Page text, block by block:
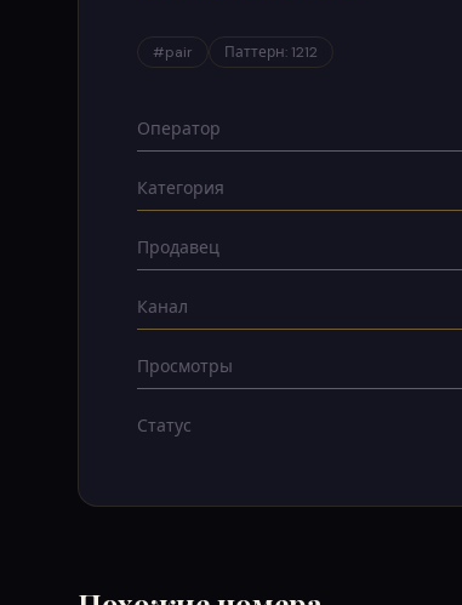
#pair Паттерн: 1212
Оператор
Категория
Продавец
Канал
Просмотры
Статус